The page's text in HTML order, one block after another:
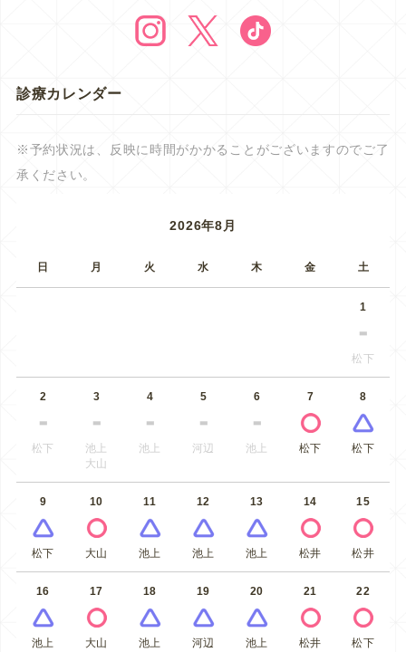
診療カレンダー
※予約状況は、反映に時間がかかることがございますのでご了
承ください。
2026年8月
日 月 火 水 木 金 土
1
松下
2
松下
3
池上
大山
4
池上
5
河辺
6
池上
7
松下
8
松下
9
松下
10
大山
11
池上
12
池上
13
池上
14
松井
15
松井
16
池上
17
大山
18
池上
19
河辺
20
池上
21
松井
22
松下